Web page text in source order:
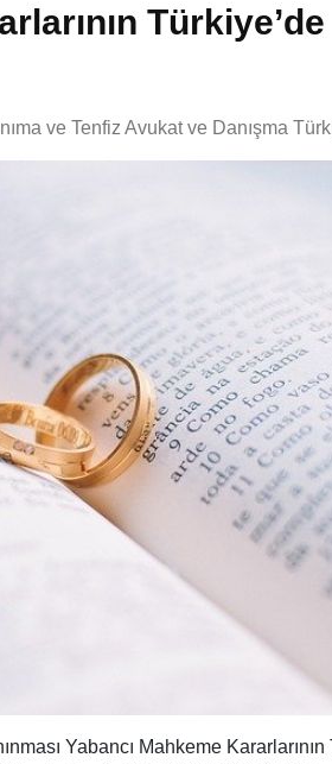
Türkiye’de
ve Tenfiz Avukat ve Danışma
Yabancı Mahkeme